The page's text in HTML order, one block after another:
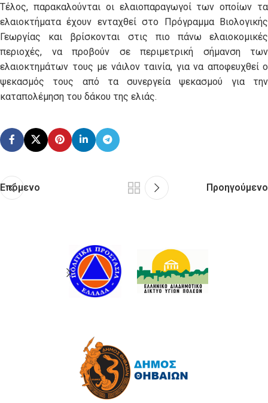
Τέλος, παρακαλούνται οι ελαιοπαραγωγοί των οποίων τα
ελαιοκτήματα έχουν ενταχθεί στο Πρόγραμμα Βιολογικής
Γεωργίας και βρίσκονται στις πιο πάνω ελαιοκομικές
περιοχές, να προβούν σε περιμετρική σήμανση των
ελαιοκτημάτων τους με νάιλον ταινία, για να αποφευχθεί ο
ψεκασμός τους από τα συνεργεία ψεκασμού για την
καταπολέμηση του δάκου της ελιάς.
Επόμενο Προηγούμενο